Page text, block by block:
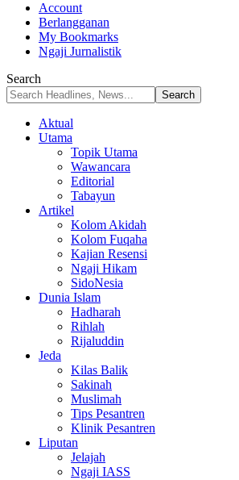
Account
Berlangganan
My Bookmarks
Ngaji Jurnalistik
Search
Aktual
Utama
Topik Utama
Wawancara
Editorial
Tabayun
Artikel
Kolom Akidah
Kolom Fuqaha
Kajian Resensi
Ngaji Hikam
SidoNesia
Dunia Islam
Hadharah
Rihlah
Rijaluddin
Jeda
Kilas Balik
Sakinah
Muslimah
Tips Pesantren
Klinik Pesantren
Liputan
Jelajah
Ngaji IASS